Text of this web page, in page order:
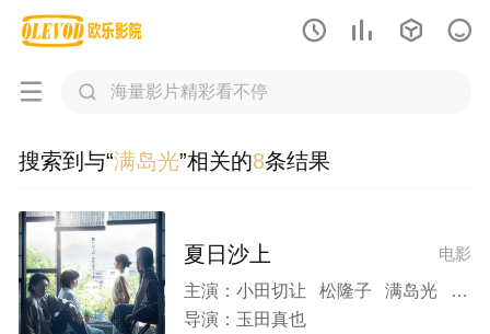
   
 
搜索到与“满岛光”相关的8条结果
电影
夏日沙上
主演： 小田切让 松隆子 满岛光 高石明里 高桥文哉 森山直太朗 光石研
导演： 玉田真也